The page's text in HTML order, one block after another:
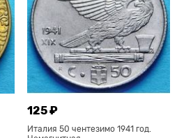
125 ₽
Италия 50 чентезимо 1941 год.